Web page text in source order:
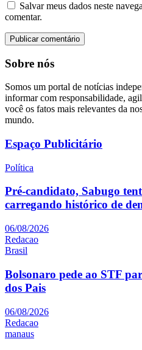
Salvar meus dados neste
comentar.
Sobre nós
Somos um portal de notícias
informar com responsabilidade,
você os fatos mais relevantes da
mundo.
Espaço Publicitário
Política
Pré-candidato, Sabugo
carregando histórico de
06/08/2026
Redacao
Brasil
Bolsonaro pede ao STF
dos Pais
06/08/2026
Redacao
manaus